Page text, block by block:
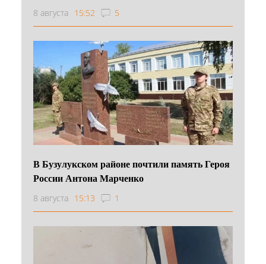
8 августа 15:52 5
В Бузулукском районе почтили память Героя
России Антона Марченко
8 августа 15:13 1